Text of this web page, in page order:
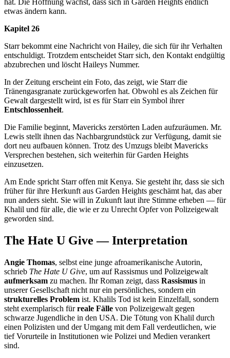
hat. Die Hoffnung wächst, dass sich in Garden Heights endlich
etwas ändern kann.
Kapitel 26
Starr bekommt eine Nachricht von Hailey, die sich für ihr Verhalten
entschuldigt. Trotzdem entscheidet Starr sich, den Kontakt endgültig
abzubrechen und löscht Haileys Nummer.
In der Zeitung erscheint ein Foto, das zeigt, wie Starr die
Tränengasgranate zurückgeworfen hat. Obwohl es als Zeichen für
Gewalt dargestellt wird, ist es für Starr ein Symbol ihrer
Entschlossenheit.
Die Familie beginnt, Mavericks zerstörten Laden aufzuräumen. Mr.
Lewis stellt ihnen das Nachbargrundstück zur Verfügung, damit sie
dort neu aufbauen können. Trotz des Umzugs bleibt Mavericks
Versprechen bestehen, sich weiterhin für Garden Heights
einzusetzen.
Am Ende spricht Starr offen mit Kenya. Sie gesteht ihr, dass sie sich
früher für ihre Herkunft aus Garden Heights geschämt hat, das aber
nun anders sieht. Sie will in Zukunft laut ihre Stimme erheben — für
Khalil und für alle, die wie er zu Unrecht Opfer von Polizeigewalt
geworden sind.
The Hate U Give — Interpretation
Angie Thomas, selbst eine junge afroamerikanische Autorin,
schrieb The Hate U Give, um auf Rassismus und Polizeigewalt
aufmerksam zu machen. Ihr Roman zeigt, dass Rassismus in
unserer Gesellschaft nicht nur ein persönliches, sondern ein
strukturelles Problem ist. Khalils Tod ist kein Einzelfall, sondern
steht exemplarisch fürreale Fälle von Polizeigewalt gegen
schwarze Jugendliche in den USA. Die Tötung von Khalil durch
einen Polizisten und der Umgang mit dem Fall verdeutlichen, wie
tief Vorurteile in Institutionen wie Polizei und Medien verankert
sind.